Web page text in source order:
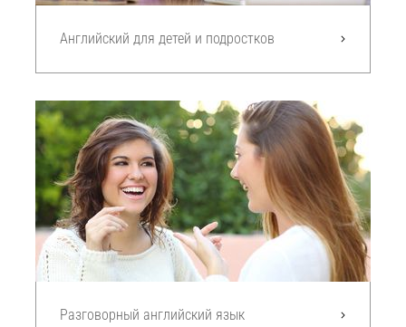
Английский для детей и подростков
Разговорный английский язык